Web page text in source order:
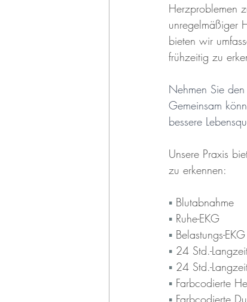
Herzproblemen
unregelmäßiger
bieten wir
frühzeitig zu
Nehmen Sie
Gemeinsam
bessere
Unsere Praxis
zu erkennen:
▪︎ Blutabnahme
▪︎ Ruhe-EKG
▪︎ Belastungs-
▪︎ 24 Std.-
▪︎ 24 Std.-
▪︎ Farbcodierte
▪︎ Farbcodierte